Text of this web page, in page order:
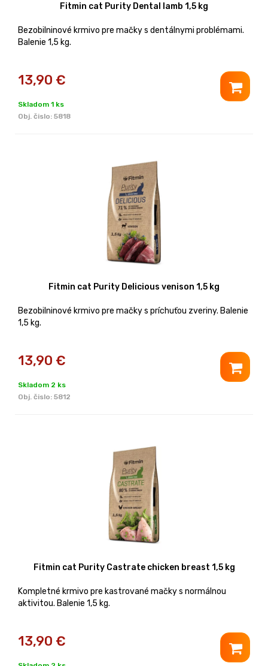
Fitmin cat Purity Dental lamb 1,5 kg
Bezobilninové krmivo pre mačky s dentálnymi problémami.
Balenie 1,5 kg.
13,90 €
Skladom 1 ks
Obj. čislo: 5818
Fitmin cat Purity Delicious venison 1,5 kg
Bezobilninové krmivo pre mačky s príchuťou zveriny. Balenie
1,5 kg.
13,90 €
Skladom 2 ks
Obj. čislo: 5812
Fitmin cat Purity Castrate chicken breast 1,5 kg
Kompletné krmivo pre kastrované mačky s normálnou
aktivitou. Balenie 1,5 kg.
13,90 €